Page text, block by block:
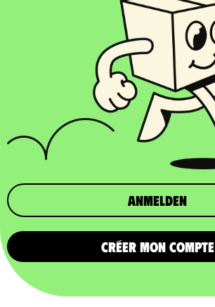
Anmelden
CRÉER MON COMPTE